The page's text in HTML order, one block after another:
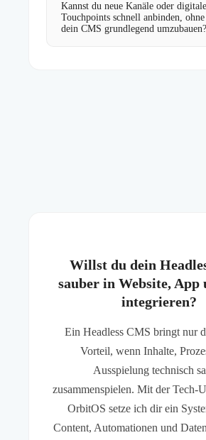
Kannst du neue Kanäle oder digitale
Touchpoints schnell anbinden, ohne
dein CMS grundlegend umzubauen?
Willst du dein
sauber in Website, App
integrieren?
Ein Headless CMS bringt nur
Vorteil, wenn Inhalte,
Ausspielung technisch
zusammenspielen. Mit der Tech-
OrbitOS setze ich dir ein
Content, Automationen und